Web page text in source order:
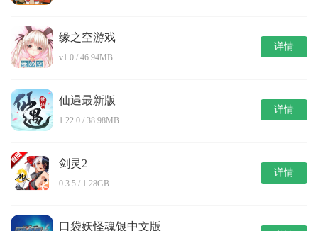
缘之空游戏
v1.0 / 46.94MB
详情
仙遇最新版
1.22.0 / 38.98MB
详情
剑灵2
0.3.5 / 1.28GB
详情
口袋妖怪魂银中文版